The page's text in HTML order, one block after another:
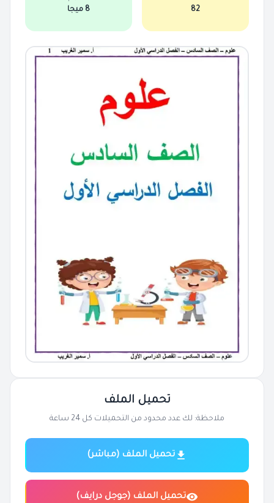
82 8 ميجا
تحميل الملف
ملاحظة: لك عدد محدود من التحميلات كل 24 ساعة
تحميل الملف (مباشر)
تحميل الملف (جوجل درايف)